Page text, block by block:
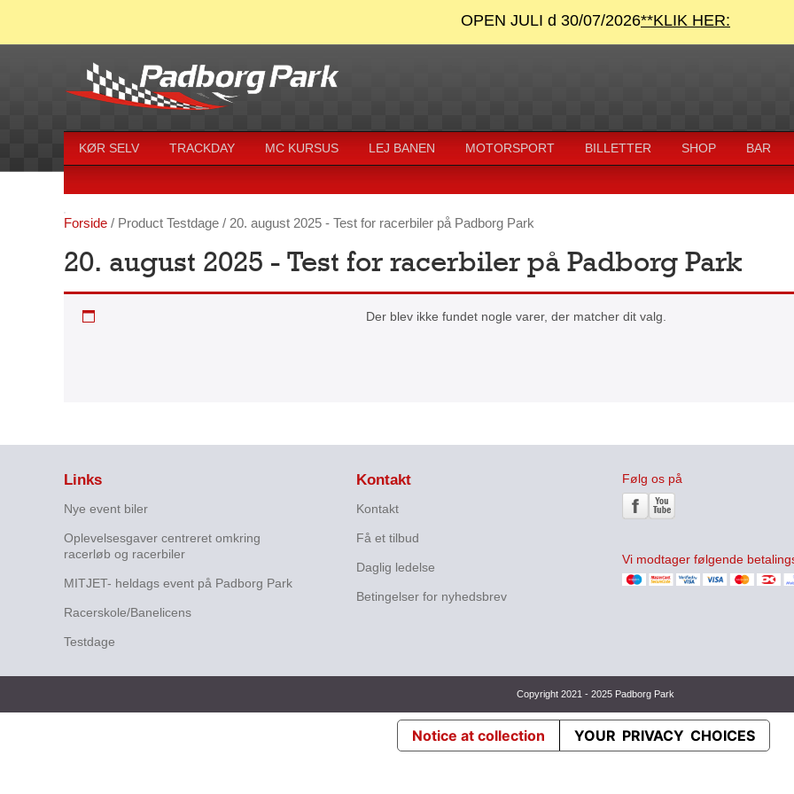
OPEN JULI d 30/07/2026**KLIK HER:
KØR SELV TRACKDAY MC KURSUS LEJ BANEN MOTORSPORT BILLETTER SHOP BAR
Forside / Product Testdage / 20. august 2025 - Test for racerbiler på Padborg Park
20. august 2025 - Test for racerbiler på Padborg Park
Der blev ikke fundet nogle varer, der matcher dit valg.
Links
Nye event biler
Oplevelsesgaver centreret omkring
racerløb og racerbiler
MITJET- heldags event på Padborg Park
Racerskole/Banelicens
Testdage
Kontakt
Kontakt
Få et tilbud
Daglig ledelse
Betingelser for nyhedsbrev
Følg os på
Vi modtager følgende
Copyright 2021 - 2025 Padborg Park
Notice at collection YOUR PRIVACY CHOICES